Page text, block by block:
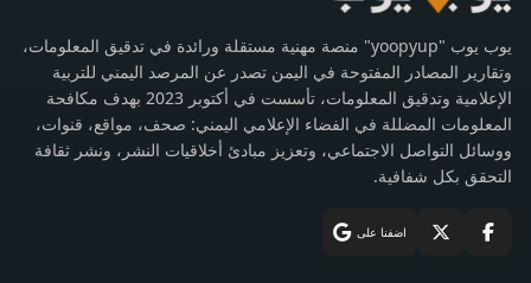
يوب يوب "yoopyup" منصة مهنية مستقلة ورائدة في تدقيق المعلومات،
وتقارير المصادر المفتوحة في اليمن تصدر عن المرصد اليمني للتربية
الإعلامية وتدقيق المعلومات، تأسست في أكتوبر 2023 بهدف مكافحة
المعلومات المضللة في الفضاء الإعلامي اليمني: صحف، مواقع، قنوات،
ووسائل التواصل الاجتماعي، وتعزيز مبادئ أخلاقيات النشر، ونشر ثقافة
التحقق بكل شفافية.
اضفنا على